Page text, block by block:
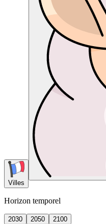
Villes
Horizon temporel
2030 2050
2100